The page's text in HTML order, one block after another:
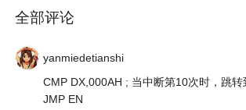
全部评论
yanmiedetianshi
CMP DX,000AH ; 当中断第10次时，跳转
JMP EN